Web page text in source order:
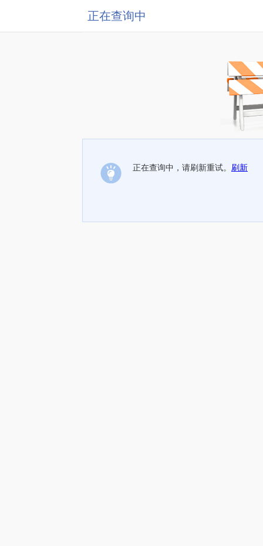
正在查询中
正在查询中，请刷新重试。 刷新